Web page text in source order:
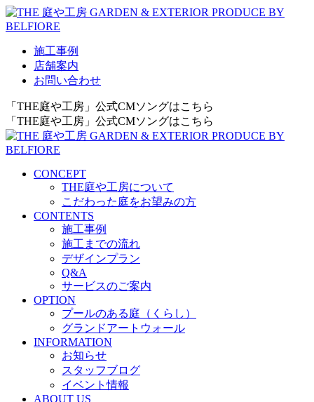
施工事例
店舗案内
お問い合わせ
「THE庭や工房」公式CMソングはこちら
「THE庭や工房」公式CMソングはこちら
CONCEPT
THE庭や工房について
こだわった庭をお望みの方
CONTENTS
施工事例
施工までの流れ
デザインプラン
Q&A
サービスのご案内
OPTION
プールのある庭（くらし）
グランドアートウォール
INFORMATION
お知らせ
スタッフブログ
イベント情報
ABOUT US